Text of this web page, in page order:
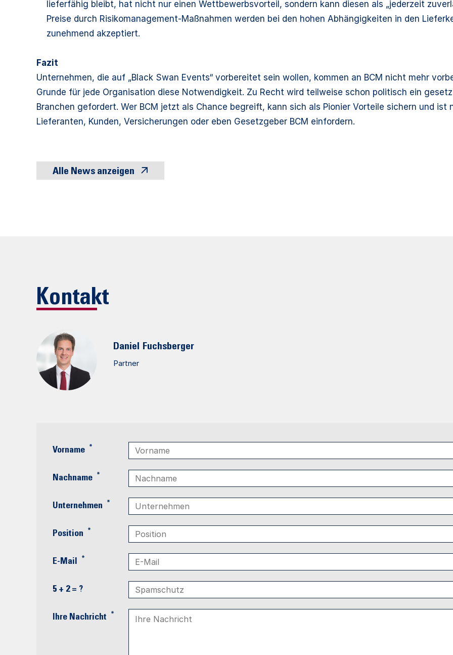
lieferfähig bleibt, hat nicht nur einen Wettbewerbsvorteil, sondern kann diesen als „jederzeit
Preise durch Risikomanagement-Maßnahmen werden bei den hohen Abhängigkeiten in den
zunehmend akzeptiert.
Fazit
Unternehmen, die auf „Black Swan Events“ vorbereitet sein wollen, kommen an BCM nicht mehr
Grunde für jede Organisation diese Notwendigkeit. Zu Recht wird teilweise schon politisch ein
Branchen gefordert. Wer BCM jetzt als Chance begreift, kann sich als Pionier Vorteile sichern und
Lieferanten, Kunden, Versicherungen oder eben Gesetzgeber BCM einfordern.
Alle News anzeigen
Kontakt
Daniel Fuchsberger
Partner
Vorname *
Nachname *
Unternehmen *
Position *
E-Mail *
5 + 2 = ?
Ihre Nachricht *